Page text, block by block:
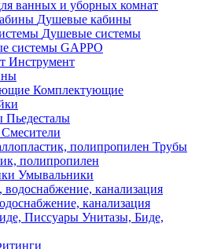
ванных и уборных комнат
Душевые кабины
Душевые системы
системы GAPPO
Инструмент
Комплектующие
Пьедесталы
Смесители
Трубы
полипропилен
Умывальники
канализация
Унитазы, Биде,